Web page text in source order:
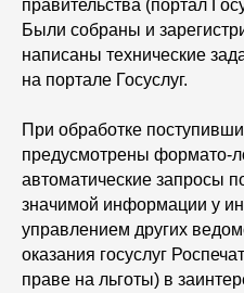
правительства (портал
Были собраны и
написаны технические
на портале Госуслуг.
При обработке
предусмотрены формато-
автоматические запросы
значимой информации у
управлением других
оказания госуслуг
праве на льготы) в